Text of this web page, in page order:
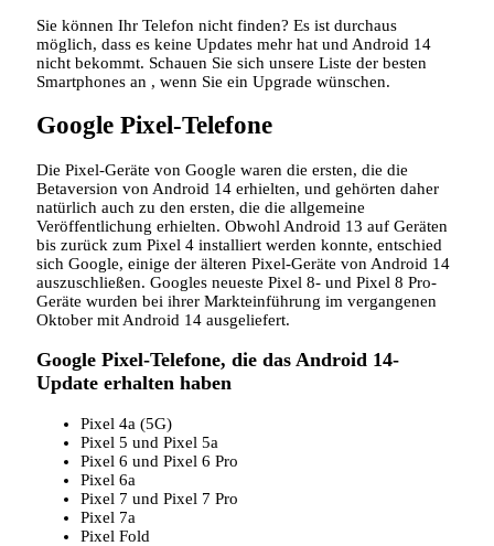
Sie können Ihr Telefon nicht finden? Es ist durchaus
möglich, dass es keine Updates mehr hat und Android 14
nicht bekommt. Schauen Sie sich unsere Liste der besten
Smartphones an , wenn Sie ein Upgrade wünschen.
Google Pixel-Telefone
Die Pixel-Geräte von Google waren die ersten, die die
Betaversion von Android 14 erhielten, und gehörten daher
natürlich auch zu den ersten, die die allgemeine
Veröffentlichung erhielten. Obwohl Android 13 auf Geräten
bis zurück zum Pixel 4 installiert werden konnte, entschied
sich Google, einige der älteren Pixel-Geräte von Android 14
auszuschließen. Googles neueste Pixel 8- und Pixel 8 Pro-
Geräte wurden bei ihrer Markteinführung im vergangenen
Oktober mit Android 14 ausgeliefert.
Google Pixel-Telefone, die das Android 14-
Update erhalten haben
Pixel 4a (5G)
Pixel 5 und Pixel 5a
Pixel 6 und Pixel 6 Pro
Pixel 6a
Pixel 7 und Pixel 7 Pro
Pixel 7a
Pixel Fold